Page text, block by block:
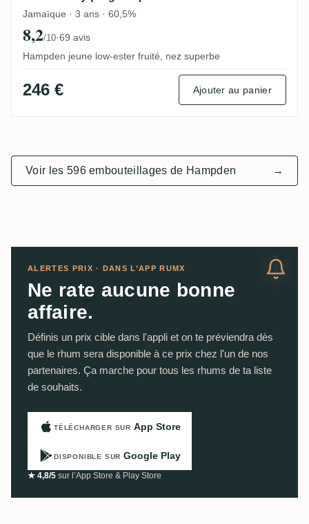
Jamaïque · 3 ans · 60,5%
8,2/10·69 avis
Hampden jeune low-ester fruité, nez superbe
246 € Ajouter au panier
Voir les 596 embouteillages de Hampden →
ALERTES PRIX · DANS L’APP RUMX
Ne rate aucune bonne
affaire.
Définis un prix cible dans l'appli et on te préviendra dès
que le rhum sera disponible à ce prix chez l'un de nos
partenaires. Ça marche pour tous les rhums de ta liste
de souhaits.
TÉLÉCHARGER SUR App Store
DISPONIBLE SUR Google Play
★ 4,8/5 sur l’App Store & Play Store